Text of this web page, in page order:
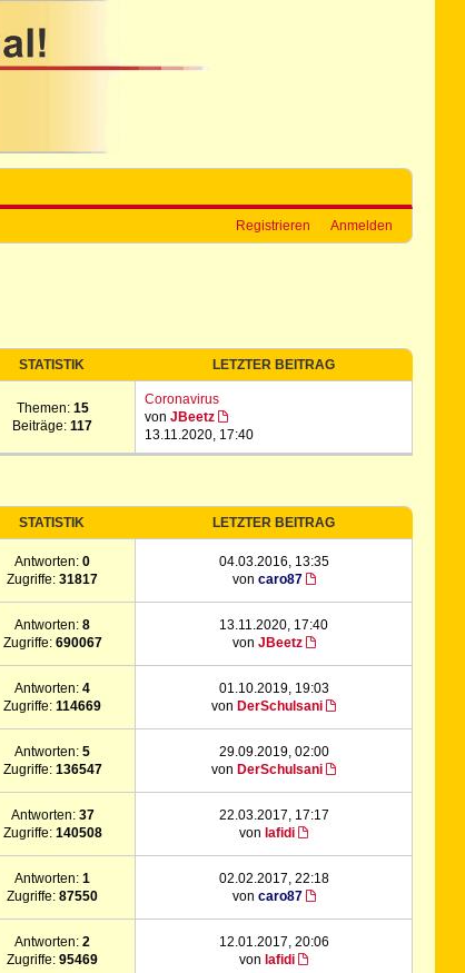
Registrieren Anmelden
STATISTIK LETZTER BEITRAG
Themen: 15
Beiträge:117
Coronavirus
vonJBeetz
13.11.2020, 17:40
STATISTIK LETZTER BEITRAG
Antworten:0
Zugriffe:31817
04.03.2016, 13:35
von caro87
Antworten:8
Zugriffe: 690067
13.11.2020, 17:40
von JBeetz
Antworten:4
Zugriffe:114669
01.10.2019, 19:03
von DerSchulsani
Antworten:5
Zugriffe: 136547
29.09.2019, 02:00
von DerSchulsani
Antworten: 37
Zugriffe: 140508
22.03.2017, 17:17
von lafidi
Antworten:1
Zugriffe:87550
02.02.2017, 22:18
von caro87
Antworten:2
Zugriffe:95469
12.01.2017, 20:06
von lafidi